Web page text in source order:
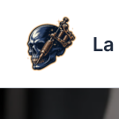
contenu